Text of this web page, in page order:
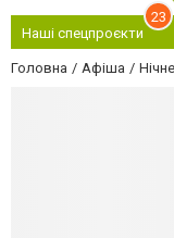
Наші спецпроєкти
23
Головна Афіша